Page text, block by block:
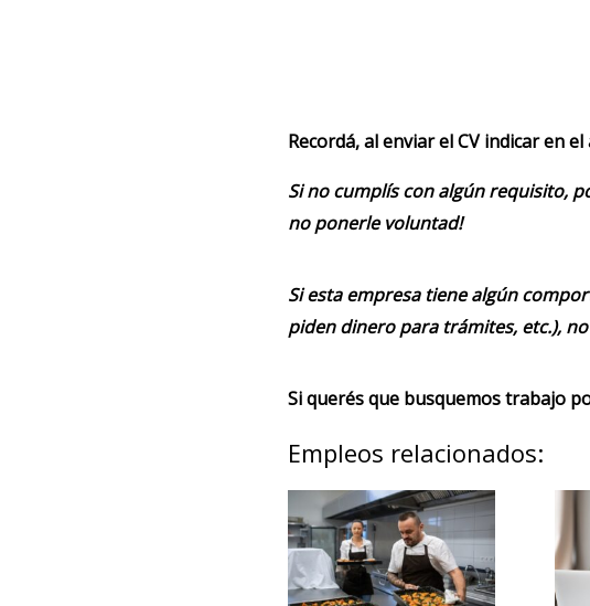
Recordá, al enviar el CV indicar en
Si no cumplís con algún requisito,
no ponerle voluntad!
Si esta empresa tiene algún
piden dinero para trámites, etc.),
Si querés que busquemos trabajo
Empleos relacionados: